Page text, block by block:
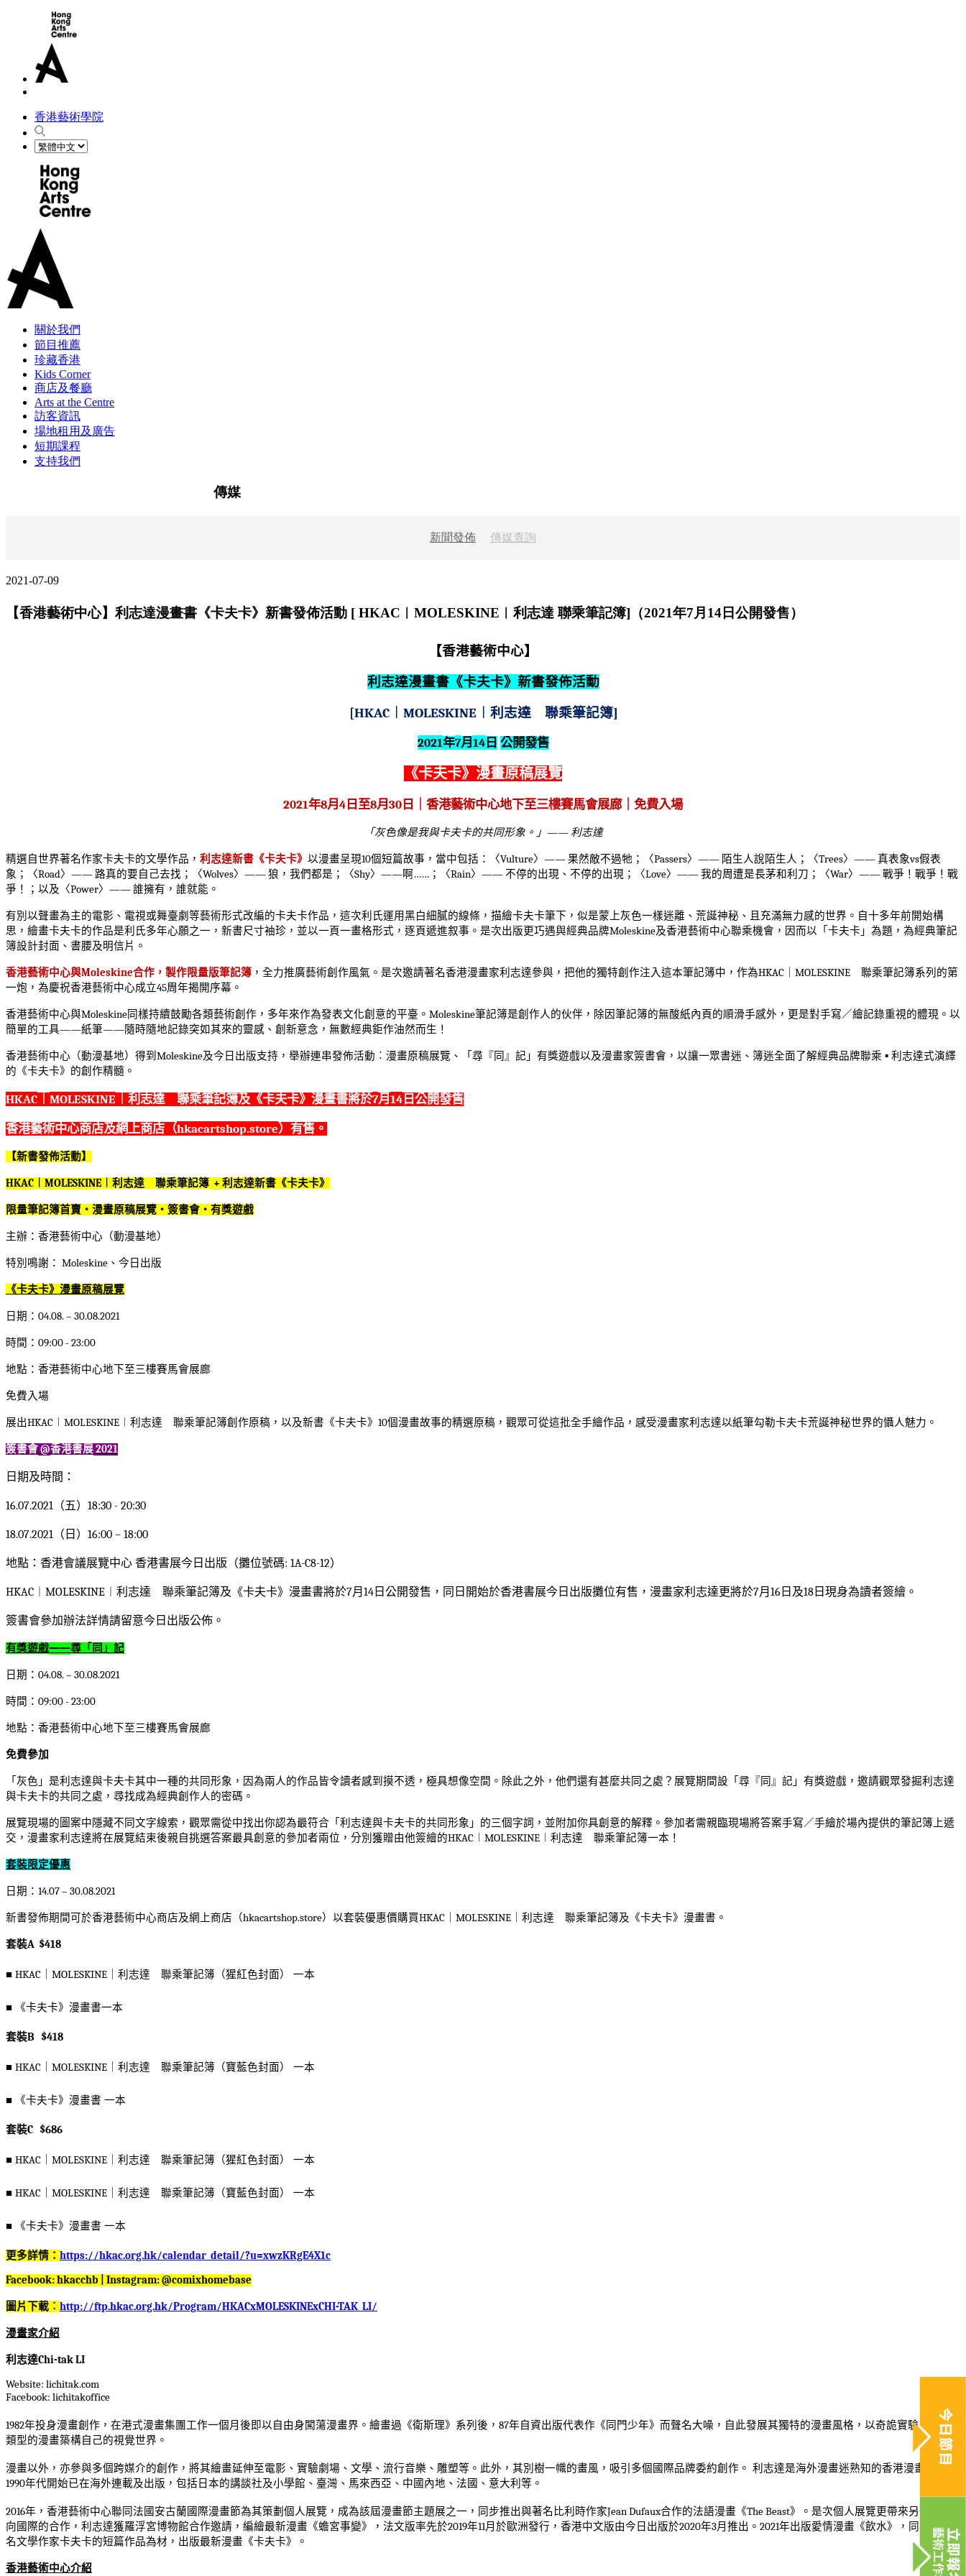
香港藝術學院
關於我們
節目推薦
珍藏香港
Kids Corner
商店及餐廳
Arts at the Centre
訪客資訊
場地租用及廣告
短期課程
支持我們
傳媒
新聞發佈 傳媒查詢
2021-07-09
【香港藝術中心】利志達漫畫書《卡夫卡》新書發佈活動 [ HKAC︱MOLESKINE︱利志達 聯乘筆記簿]（2021年7月14日公開發售）
【香港藝術中心】
利志達漫畫書《卡夫卡》新書發佈活動
[HKAC︱ MOLESKINE︱利志達 聯乘筆記簿]
2021年7月 14日 公開發售
《卡夫卡》漫畫原稿展覽
2021年8月 4 日至8月 30 日｜香港藝術中心地下至三樓賽馬會展廊｜免費入場
「灰色像是我與卡夫卡的共同形象。」 —— 利志達
精選自世界著名作家卡夫卡的文學作品， 利志達新書《卡夫卡》 以漫畫呈現10個短篇故事，當中包括：〈Vulture〉 —— 果然敵不過牠；〈Passers〉 —— 陌生人說陌生人；〈Trees〉 ——真表象vs假表
象；〈Road〉 —— 路真的要自己去找；〈Wolves〉 ——狼，我們都是；〈Shy〉 ——啊 …… ；〈Rain〉 ——不停的出現、不停的出現；〈Love〉 ——我的周遭是長茅和利刀；〈War〉 ——戰爭！戰爭！戰
爭！；以及〈Power〉 ——誰擁有，誰就能。
有別以聲畫為主的電影、電視或舞臺劇等藝術形式改編的卡夫卡作品，這次利氏運用黑白細膩的線條，描繪卡夫卡筆下，似是蒙上灰色一樣迷離、荒誕神秘、且充滿無力感的世界。自十多年前開始構
思，繪畫卡夫卡的作品是利氏多年心願之一，新書尺寸袖珍，並以一頁一畫格形式，逐頁遞進叙事。是次出版更巧遇與經典品牌Moleskine及香港藝術中心聯乘機會，因而以「卡夫卡」為題，為經典筆記
簿設計封面、書腰及明信片。
香港藝術中心與Moleskine合作，製作限量版筆記簿 ，全力推廣藝術創作風氣。是次邀請著名香港漫畫家利志達參與，把他的獨特創作注入這本筆記簿中，作為HKAC MOLESKINE 聯乘筆記簿系列的第
一炮，為慶祝香港藝術中心成立45周年揭開序幕。
香港藝術中心與Moleskine同樣持續鼓勵各類藝術創作，多年來作為發表文化創意的平臺。 Moleskine筆記簿是創作人的伙伴，除因筆記簿的無酸紙內頁的順滑手感外，更是對手寫／繪記錄重視的體現。以
簡單的工具——紙筆——隨時隨地記錄突如其來的靈感、創新意念，無數經典鉅作油然而生！
香港藝術中心（動漫基地）得到 Moleskine及今日出版支持，舉辦連串發佈活動︰漫畫原稿展覽、「尋『同』記」有獎遊戲以及漫畫家簽書會，以讓一眾書迷、簿迷全面了解經典品牌聯乘 ▪ 利志達式演繹
的《卡夫卡》的創作精髓。
HKAC MOLESKINE ︱利志達 聯乘筆記簿及《卡夫卡》漫畫書將於7月 14 日公開發售
香港藝術中心商店及網上商店（hkacartshop.store）有售。
【新書發佈活動】
HKAC MOLESKINE ︱利志達 聯乘筆記簿 + 利志達新書《卡夫卡》
限量筆記簿首賣‧漫畫原稿展覽‧簽書會‧有獎遊戲
主辦：香港藝術中心（動漫基地）
特別鳴謝： Moleskine 、今日出版
《卡夫卡》漫畫原稿展覽
日期： 04.08. – 30.08.2021
時間： 09:00 - 23:00
地點：香港藝術中心地下至三樓賽馬會展廊
免費入場
展出HKAC MOLESKINE ︱利志達 聯乘筆記簿創作原稿，以及新書《卡夫卡》 10個漫畫故事的精選原稿，觀眾可從這批全手繪作品，感受漫畫家利志達以紙筆勾勒卡夫卡荒誕神秘世界的懾人魅力。
簽書會@香港書展2021
日期及時間：
16.07.2021 （五） 18:30 - 20:30
18.07.2021 （日） 16:00 – 18:00
地點：香港會議展覽中心 香港書展今日出版（攤位號碼: 1A-C8-12）
HKAC MOLESKINE ︱利志達 聯乘筆記簿及《卡夫卡》漫畫書將於7月 14 日公開發售，同日開始於香港書展今日出版攤位有售，漫畫家利志達更將於7月 16 日及18 日現身為讀者簽繪。
簽書會參加辦法詳情請留意今日出版公佈。
有獎遊戲——尋「同」記
日期： 04.08. – 30.08.2021
時間： 09:00 - 23:00
地點：香港藝術中心地下至三樓賽馬會展廊
免費參加
「灰色」是利志達與卡夫卡其中一種的共同形象，因為兩人的作品皆令讀者感到摸不透，極具想像空間。除此之外，他們還有甚麼共 同 之處？展覽期間設「 尋『同』記 」有獎遊戲，邀請觀眾發掘利志達
與卡夫卡的共 同 之處，尋找成為經典創作人的密碼。
展覽現場的圖案中隱藏不同文字線索，觀眾需從中找出你認為最符合「利志達與卡夫卡的共同形象」的三個字詞，並附加你具創意的解釋。參加者需親臨現場將答案手寫／手繪於場內提供的筆記簿上遞
交，漫畫家利志達將在展覽結束後親自挑選答案最具創意的參加者兩位，分別獲贈由他簽繪的HKAC MOLESKINE ︱利志達 聯乘筆記簿一本！
套裝限定優惠
日期： 14.07 – 30.08.2021
新書發佈期間可於香港藝術中心商店及網上商店（hkacartshop.store）以套裝優惠價購買HKAC MOLESKINE ｜利志達 聯乘筆記簿及《卡夫卡》漫畫書。
套裝A $418
■ HKAC MOLESKINE ｜利志達 聯乘筆記簿（猩紅色封面） 一本
■ 《卡夫卡》漫畫書一本
套裝B $418
■ HKAC MOLESKINE ｜利志達 聯乘筆記簿（寶藍色封面） 一本
■ 《卡夫卡》漫畫書 一本
套裝C $686
■ HKAC MOLESKINE ｜利志達 聯乘筆記簿（猩紅色封面） 一本
■ HKAC MOLESKINE ｜利志達 聯乘筆記簿（寶藍色封面） 一本
■ 《卡夫卡》漫畫書 一本
更多詳情： https://hkac.org.hk/calendar_detail/?u=xwzKRgE4X1c
Facebook: hkacchb | Instagram: @comixhomebase
圖片下載︰ http://ftp.hkac.org.hk/Program/HKACxMOLESKINExCHI-TAK_LI/
漫畫家介紹
利志達Chi-tak LI
Website: lichitak.com
Facebook: lichitakoffice
1982年投身漫畫創作，在港式漫畫集團工作一個月後即以自由身闖蕩漫畫界。繪畫過《衛斯理》系列後， 87年自資出版代表作《同門少年》而聲名大噪，自此發展其獨特的漫畫風格，以奇詭實驗、突破
類型的漫畫築構自己的視覺世界。
漫畫以外，亦參與多個跨媒介的創作，將其繪畫延伸至電影、實驗劇場、文學、流行音樂、雕塑等。此外，其別樹一幟的畫風，吸引多個國際品牌委約創作。 利志達是海外漫畫迷熟知的香港漫畫家，
1990年代開始已在海外連載及出版，包括日本的講談社及小學館、臺灣、馬來西亞、中國內地、法國、意大利等。
2016年，香港藝術中心聯同法國安古蘭國際漫畫節為其策劃個人展覽，成為該屆漫畫節主題展之一，同步推出與著名比利時作家Jean Dufaux合作的法語漫畫《The Beast》。是次個人展覽更帶來另一次面
向國際的合作，利志達獲羅浮宮博物館合作邀請，編繪最新漫畫《蟾宮事變》，法文版率先於2019年11月於歐洲發行，香港中文版由今日出版於2020年3月推出。 2021年出版愛情漫畫《飲水》，同年以著
名文學作家卡夫卡的短篇作品為材，出版最新漫畫《卡夫卡》。
香港藝術中心介紹